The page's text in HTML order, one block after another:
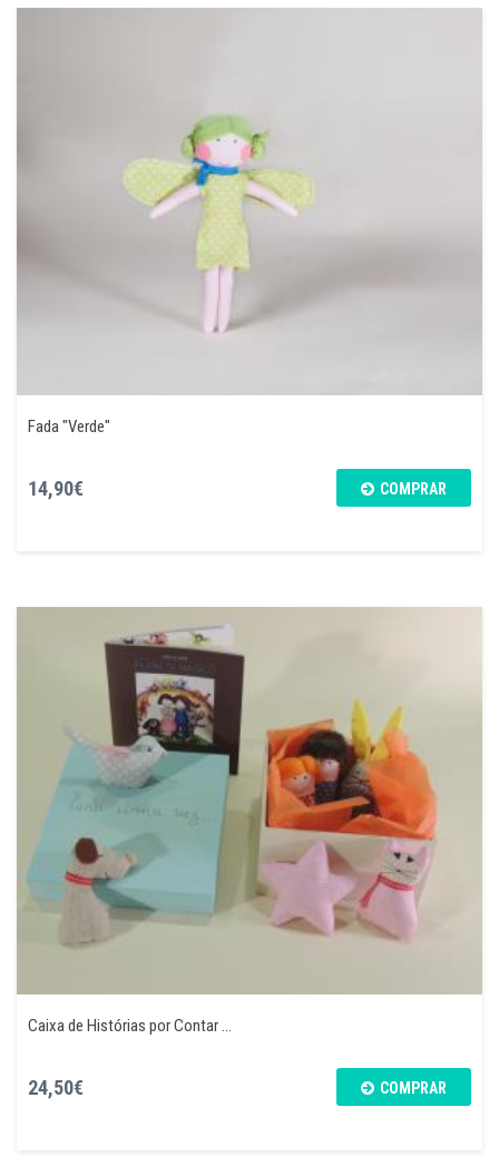
Fada "Verde"
14,90€ COMPRAR
Caixa de Histórias por Contar ...
24,50€ COMPRAR